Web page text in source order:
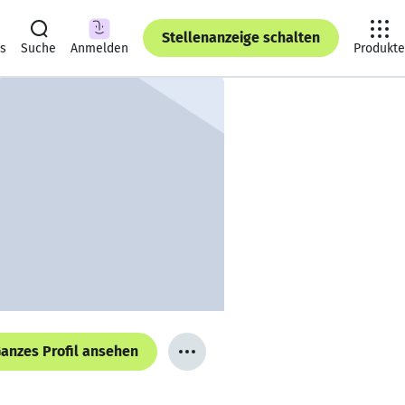
Suche Anmelden
Stellenanzeige schalten
Produkte
Profil ansehen